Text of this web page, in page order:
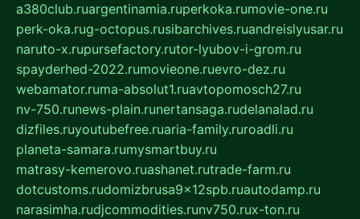
a380club.ruargentinamia.ruperkoka.rumovie-one.ru
perk-oka.rug-octopus.rusibarchives.ruandreislyusar.ru
naruto-x.rupursefactory.rutor-lyubov-i-grom.ru
spayderhed-2022.rumovieone.ruevro-dez.ru
webamator.ruma-absolut1.ruavtopomosch27.ru
nv-750.runews-plain.runertansaga.rudelanalad.ru
dizfiles.ruyoutubefree.ruaria-family.ruroadli.ru
planeta-samara.rumysmartbuy.ru
matrasy-kemerovo.ruashanet.rutrade-farm.ru
dotcustoms.rudomizbrusa9x12spb.ruautodamp.ru
narasimha.rudjcommodities.runv750.rux-ton.ru